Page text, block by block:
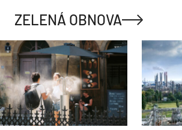
ZELENÁ OBNOVA